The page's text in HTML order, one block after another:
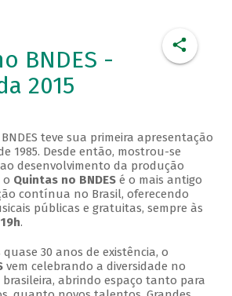
BNDES -
2015
teve sua primeira apresentação
1985. Desde então, mostrou-se
desenvolvimento da produção
o Quintas no BNDESé o mais antigo
contínua no Brasil, oferecendo
públicas e gratuitas, sempre às
.
30 anos de existência, o
vem celebrando a diversidade no
abrindo espaço tanto para